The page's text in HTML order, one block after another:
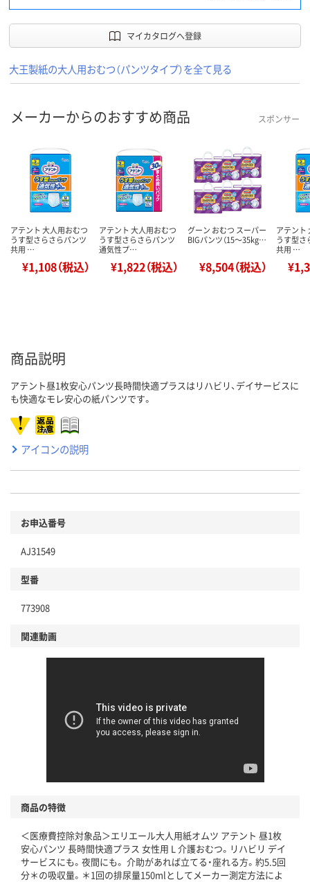
マイカタログへ登録
大王製紙の大人用おむつ（パンツタイプ）を全て見る
メーカーからのおすすめ商品 スポンサー
アテント 大人用おむつ
うす型さらさらパンツ
共用 …
¥1,108（税込）
アテント 大人用おむつ
うす型さらさらパンツ
通気性プ…
¥1,822（税込）
グーン おむつ スーパー
BIGパンツ（15～35kg…
¥8,504（税込）
アテント
うす型さ
共用 …
商品説明
アテント昼1枚安心パンツ長時間快適プラスはリハビリ、デイサービスに
も快適なモレ安心の紙パンツです。
アイコンの説明
お申込番号
AJ31549
型番
773908
関連動画
商品の特徴
＜医療費控除対象品＞エリエール大人用紙オムツ アテント 昼1枚
安心パンツ 長時間快適プラス 女性用 L 介護おむつ。リハビリ デイ
サービスにも。夜間にも。 介助があれば立てる・座れる方。約5.5回
分＊の吸収量。＊1回の排尿量150mlとしてメーカー測定方法によ